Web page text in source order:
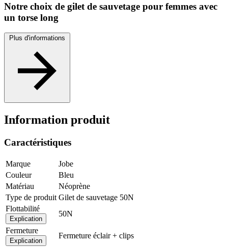
Notre choix de gilet de sauvetage pour femmes avec
un torse long
Plus d'informations
Information produit
Caractéristiques
Marque
Jobe
Couleur
Bleu
Matériau
Néoprène
Type de produit Gilet de sauvetage 50N
Flottabilité
Explication
50N
Fermeture
Explication
Fermeture éclair + clips